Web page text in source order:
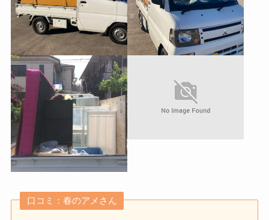
口コミ：春のアメさん